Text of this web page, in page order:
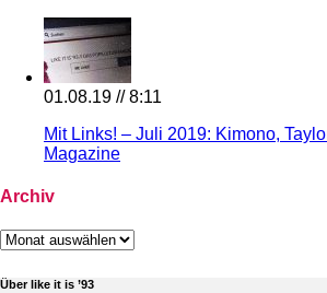
01.08.19 // 8:11
Mit Links! – Juli 2019: Kimono,
Magazine
Archiv
Archiv
Über like it is ’93